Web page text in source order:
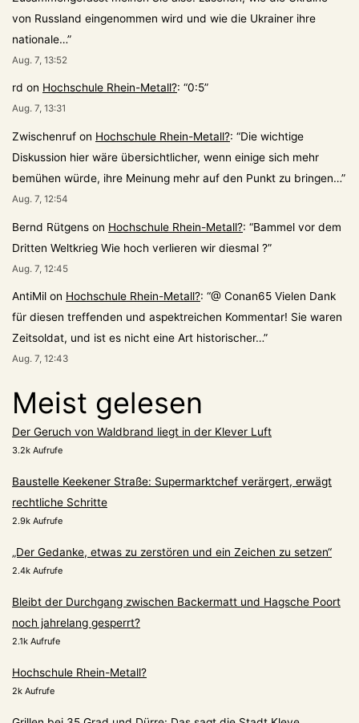
von Russland eingenommen wird und wie die Ukrainer ihre
nationale…”
Aug. 7, 13:52
rd on Hochschule Rhein-Metall?: “0:5”
Aug. 7, 13:31
Zwischenruf on Hochschule Rhein-Metall?: “Die wichtige
Diskussion hier wäre übersichtlicher, wenn einige sich mehr
bemühen würde, ihre Meinung mehr auf den Punkt zu bringen…”
Aug. 7, 12:54
Bernd Rütgens on Hochschule Rhein-Metall?: “Bammel vor dem
Dritten Weltkrieg Wie hoch verlieren wir diesmal ?”
Aug. 7, 12:45
AntiMil on Hochschule Rhein-Metall?: “@ Conan65 Vielen Dank
für diesen treffenden und aspektreichen Kommentar! Sie waren
Zeitsoldat, und ist es nicht eine Art historischer…”
Aug. 7, 12:43
Meist gelesen
Der Geruch von Waldbrand liegt in der Klever Luft
3.2k Aufrufe
Baustelle Keekener Straße: Supermarktchef verärgert, erwägt
rechtliche Schritte
2.9k Aufrufe
„Der Gedanke, etwas zu zerstören und ein Zeichen zu setzen“
2.4k Aufrufe
Bleibt der Durchgang zwischen Backermatt und Hagsche Poort
noch jahrelang gesperrt?
2.1k Aufrufe
Hochschule Rhein-Metall?
2k Aufrufe